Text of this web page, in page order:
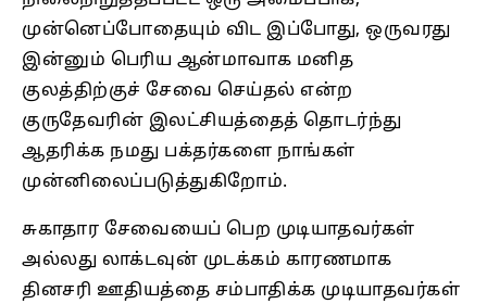
முன்னெப்போதையும் விட இப்போது, ஒருவரது
இன்னும் பெரிய ஆன்மாவாக மனித
குலத்திற்குச் சேவை செய்தல் என்ற
குருதேவரின் இலட்சியத்தைத் தொடர்ந்து
ஆதரிக்க நமது பக்தர்களை நாங்கள்
முன்னிலைப்படுத்துகிறோம்.
சுகாதார சேவையைப் பெற முடியாதவர்கள்
அல்லது லாக்டவுன் முடக்கம் காரணமாக
தினசரி ஊதியத்தை சம்பாதிக்க முடியாதவர்கள்